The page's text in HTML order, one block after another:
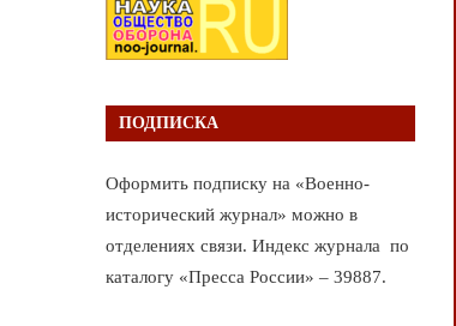
ПОДПИСКА
Оформить подписку на «Военно-
исторический журнал» можно в
отделениях связи. Индекс журнала по
каталогу «Пресса России» – 39887.